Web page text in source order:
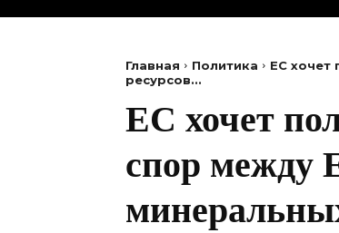
Главная Политика
ЕС хочет
ресурсов...
ЕС хочет
спор между